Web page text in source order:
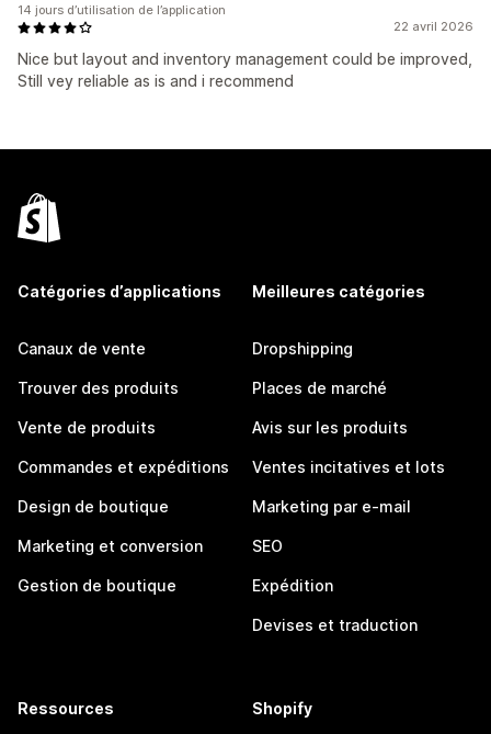
22 avril 2026
Nice but layout and inventory management could be improved,
Still vey reliable as is and i recommend
14 jours d’utilisation de l’application
Catégories d’applications
Canaux de vente
Trouver des produits
Vente de produits
Commandes et expéditions
Design de boutique
Marketing et conversion
Gestion de boutique
Meilleures catégories
Dropshipping
Places de marché
Avis sur les produits
Ventes incitatives et lots
Marketing par e-mail
SEO
Expédition
Devises et traduction
Ressources Shopify